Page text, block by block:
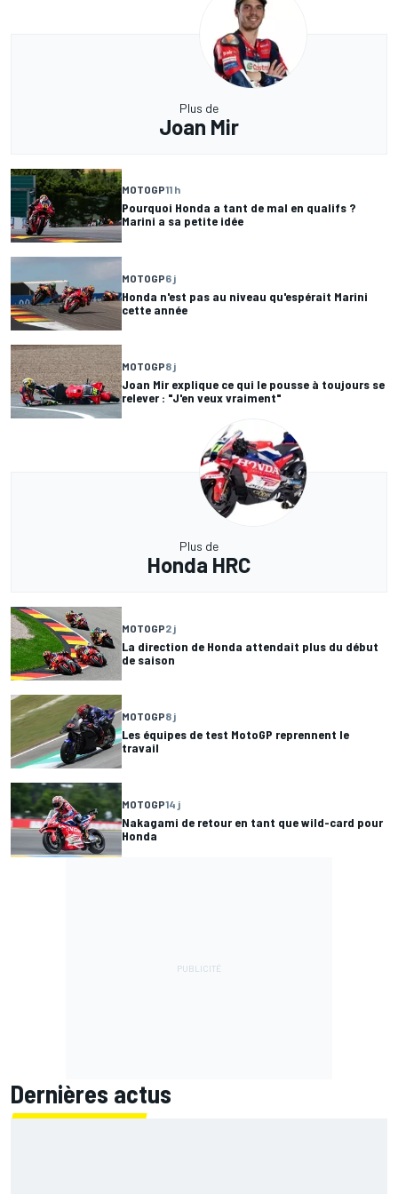
Plus de
Joan Mir
MOTOGP11 h
Pourquoi Honda a tant de mal en qualifs ?
Marini a sa petite idée
MOTOGP6 j
Honda n'est pas au niveau qu'espérait Marini
cette année
MOTOGP8 j
Joan Mir explique ce qui le pousse à toujours se
relever : "J'en veux vraiment"
Plus de
Honda HRC
MOTOGP2 j
La direction de Honda attendait plus du début
de saison
MOTOGP8 j
Les équipes de test MotoGP reprennent le
travail
MOTOGP14 j
Nakagami de retour en tant que wild-card pour
Honda
Dernières actus